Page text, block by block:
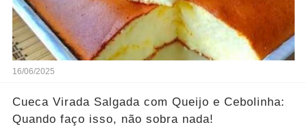
16/06/2025
Cueca Virada Salgada com Queijo e Cebolinha:
Quando faço isso, não sobra nada!